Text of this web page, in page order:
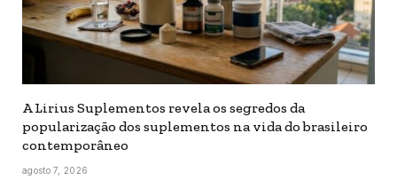
A Lirius Suplementos revela os segredos da
popularização dos suplementos na vida do brasileiro
contemporâneo
agosto 7, 2026